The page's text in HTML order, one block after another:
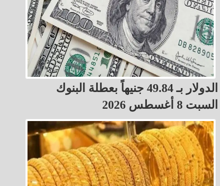
الدولار بـ 49.84 جنيهاً بعطلة البنوك
السبت 8 أغسطس 2026